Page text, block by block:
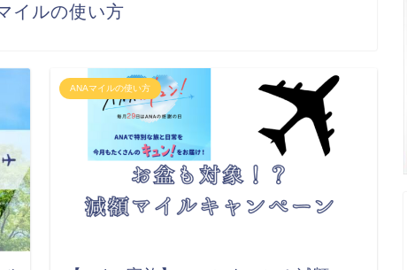
イルの使い方
ANAマイルの使い方